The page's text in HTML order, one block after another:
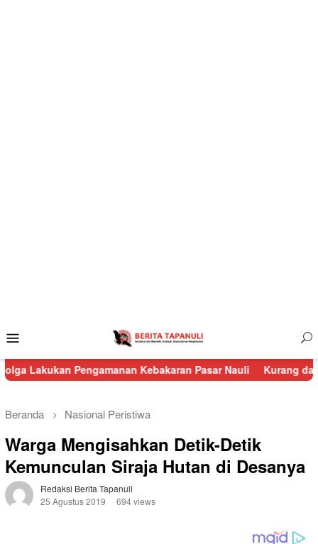
Mobile
Pengamanan Kebakaran Pasar Nauli Kurang dari 24 Jam,
Beranda Nasional Peristiwa
Warga Mengisahkan Detik-Detik
Kemunculan Siraja Hutan di Desanya
Redaksi Berita Tapanuli
25 Agustus 2019
694 views